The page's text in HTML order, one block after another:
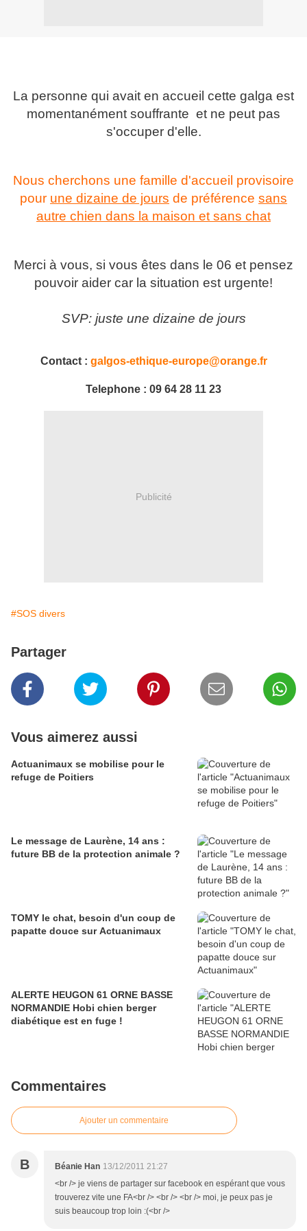
La personne qui avait en accueil cette galga est
momentanément souffrante et ne peut pas
s'occuper d'elle.
Nous cherchons une famille d'accueil provisoire
pour une dizaine de jours de préférence sans
autre chien dans la maison et sans chat
Merci à vous, si vous êtes dans le 06 et pensez
pouvoir aider car la situation est urgente!
SVP: juste une dizaine de jours
Contact : galgos-ethique-europe@orange.fr
Telephone : 09 64 28 11 23
Publicité
#SOS divers
Partager
Vous aimerez aussi
Actuanimaux se mobilise pour le
refuge de Poitiers
Le message de Laurène, 14 ans :
future BB de la protection animale ?
TOMY le chat, besoin d'un coup de
papatte douce sur Actuanimaux
ALERTE HEUGON 61 ORNE BASSE
NORMANDIE Hobi chien berger
diabétique est en fuge !
Commentaires
Ajouter un commentaire
B Béanie Han 13/12/2011 21:27
<br /> je viens de partager sur facebook en espérant que vous
trouverez vite une FA<br /> <br /> <br /> moi, je peux pas je
suis beaucoup trop loin :(<br />